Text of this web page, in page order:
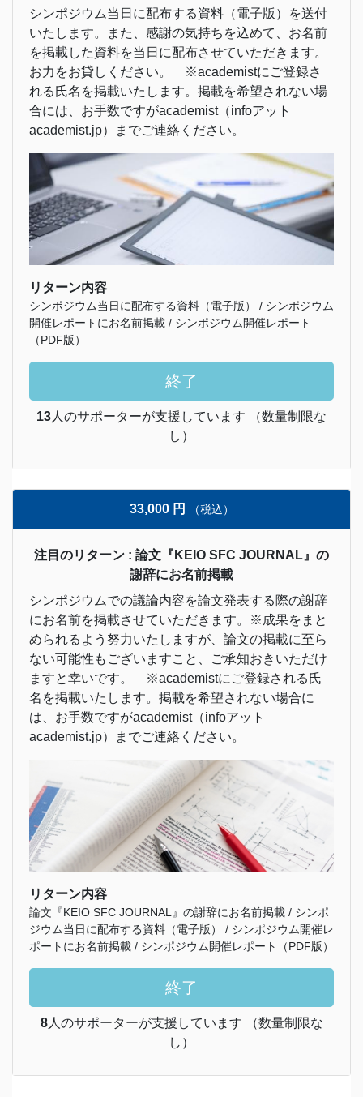
シンポジウム当日に配布する資料（電子版）を送付
いたします。また、感謝の気持ちを込めて、お名前
を掲載した資料を当日に配布させていただきます。
お力をお貸しください。 ※academistにご登録さ
れる氏名を掲載いたします。掲載を希望されない場
合には、お手数ですがacademist（infoアット
academist.jp）までご連絡ください。
リターン内容
シンポジウム当日に配布する資料（電子版） / シンポジウム
開催レポートにお名前掲載 / シンポジウム開催レポート
（PDF版）
終了
13人のサポーターが支援しています （数量制限な
し）
33,000 円 （税込）
注目のリターン : 論文『KEIO SFC JOURNAL』の
謝辞にお名前掲載
シンポジウムでの議論内容を論文発表する際の謝辞
にお名前を掲載させていただきます。※成果をまと
められるよう努力いたしますが、論文の掲載に至ら
ない可能性もございますこと、ご承知おきいただけ
ますと幸いです。 ※academistにご登録される氏
名を掲載いたします。掲載を希望されない場合に
は、お手数ですがacademist（infoアット
academist.jp）までご連絡ください。
リターン内容
論文『KEIO SFC JOURNAL』の謝辞にお名前掲載 / シンポ
ジウム当日に配布する資料（電子版） / シンポジウム開催レ
ポートにお名前掲載 / シンポジウム開催レポート（PDF版）
終了
8人のサポーターが支援しています （数量制限な
し）